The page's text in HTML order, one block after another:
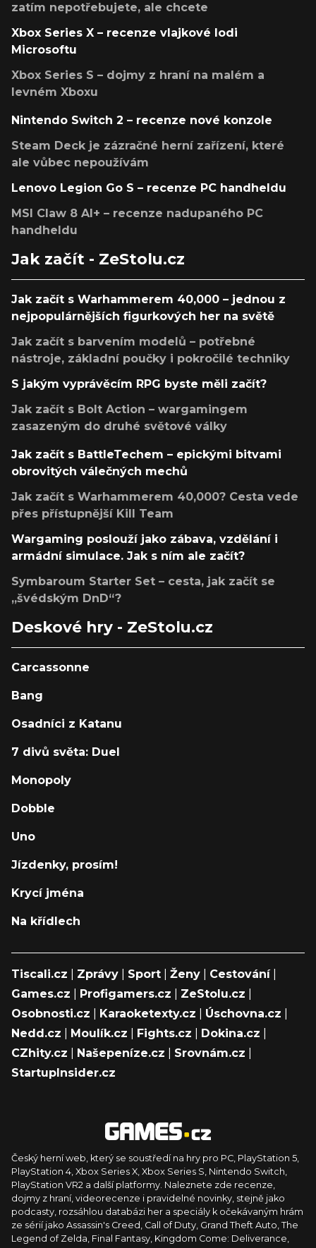
zatím nepotřebujete, ale chcete
Xbox Series X – recenze vlajkové lodi
Microsoftu
Xbox Series S – dojmy z hraní na malém a
levném Xboxu
Nintendo Switch 2 – recenze nové konzole
Steam Deck je zázračné herní zařízení, které
ale vůbec nepoužívám
Lenovo Legion Go S – recenze PC handheldu
MSI Claw 8 AI+ – recenze nadupaného PC
handheldu
Jak začít - ZeStolu.cz
Jak začít s Warhammerem 40,000 – jednou z
nejpopulárnějších figurkových her na světě
Jak začít s barvením modelů – potřebné
nástroje, základní poučky i pokročilé techniky
S jakým vyprávěcím RPG byste měli začít?
Jak začít s Bolt Action – wargamingem
zasazeným do druhé světové války
Jak začít s BattleTechem – epickými bitvami
obrovitých válečných mechů
Jak začít s Warhammerem 40,000? Cesta vede
přes přístupnější Kill Team
Wargaming poslouží jako zábava, vzdělání i
armádní simulace. Jak s ním ale začít?
Symbaroum Starter Set – cesta, jak začít se
„švédským DnD“?
Deskové hry - ZeStolu.cz
Carcassonne
Bang
Osadníci z Katanu
7 divů světa: Duel
Monopoly
Dobble
Uno
Jízdenky, prosím!
Krycí jména
Na křídlech
Tiscali.cz Zprávy Sport Ženy Cestování|
Games.cz
Profigamers.cz ZeStolu.cz
Osobnosti.cz
Karaoketexty.cz Úschovna.cz
Nedd.cz
Moulík.cz Fights.cz Dokina.cz
CZhity.cz
Našepeníze.cz Srovnám.cz
StartupInsider.cz
Český herní web, který se soustředí na hry pro PC, PlayStation 5,
PlayStation 4, Xbox Series X, Xbox Series S, Nintendo Switch,
PlayStation VR2 a další platformy. Naleznete zde recenze,
dojmy z hraní, videorecenze i pravidelné novinky, stejně jako
podcasty, rozsáhlou databázi her a speciály k očekávaným hrám
ze sérií jako Assassin's Creed, Call of Duty, Grand Theft Auto, The
Legend of Zelda, Final Fantasy, Kingdom Come: Deliverance,